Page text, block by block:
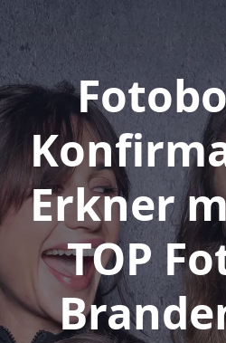
Erkner
TOP